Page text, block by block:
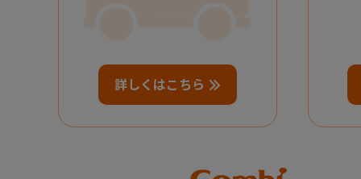
詳しくはこちら
Combi